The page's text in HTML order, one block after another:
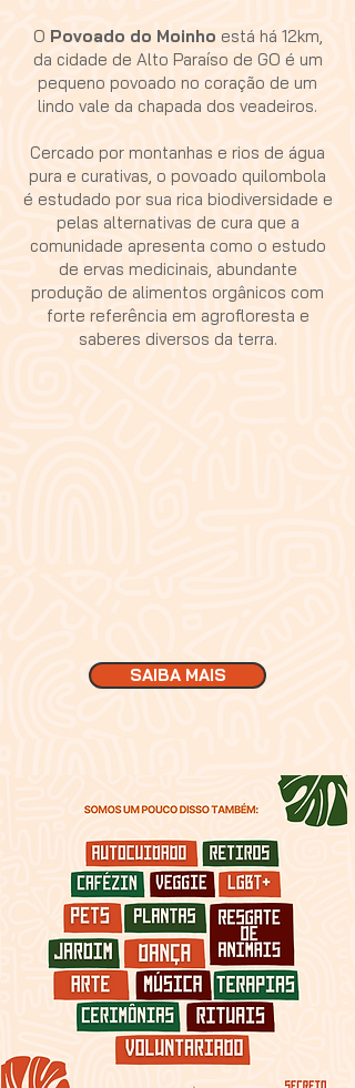
O Povoado do Moinho está há 12km,
da cidade de Alto Paraíso de GO é um
pequeno povoado no coração de um
lindo vale da chapada dos veadeiros.
Cercado por montanhas e rios de água
pura e curativas, o povoado quilombola
é estudado por sua rica biodiversidade e
pelas alternativas de cura que a
comunidade apresenta como o estudo
de ervas medicinais, abundante
produção de alimentos orgânicos com
forte referência em agrofloresta e
saberes diversos da terra.
SAIBA MAIS